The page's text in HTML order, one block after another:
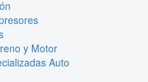
y Motor
Auto